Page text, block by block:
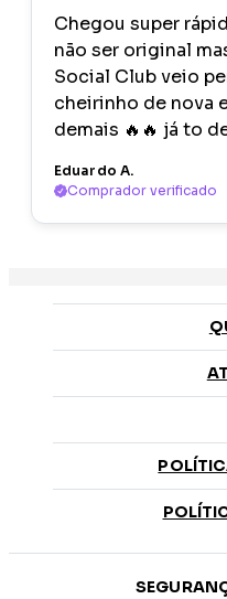
Chegou super
não ser original
Social Club veio
cheirinho de nova
demais 🔥🔥 já to
Eduardo A.
Comprador verificado